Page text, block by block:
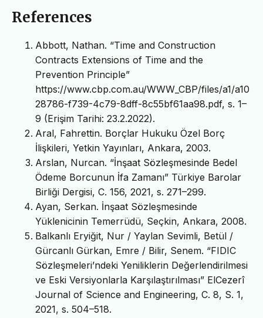
References
Abbott, Nathan. “Time and Construction
Contracts Extensions of Time and the
Prevention Principle”
https://www.cbp.com.au/WWW_CBP/files/a1/a10
28786-f739-4c79-8dff-8c55bf61aa98.pdf, s. 1–
9 (Erişim Tarihi: 23.2.2022).
Aral, Fahrettin. Borçlar Hukuku Özel Borç
İlişkileri, Yetkin Yayınları, Ankara, 2003.
Arslan, Nurcan. “İnşaat Sözleşmesinde Bedel
Ödeme Borcunun İfa Zamanı” Türkiye Barolar
Birliği Dergisi, C. 156, 2021, s. 271–299.
Ayan, Serkan. İnşaat Sözleşmesinde
Yüklenicinin Temerrüdü, Seçkin, Ankara, 2008.
Balkanlı Eryiğit, Nur / Yaylan Sevimli, Betül /
Gürcanlı Gürkan, Emre / Bilir, Senem. “FIDIC
Sözleşmeleri’ndeki Yeniliklerin Değerlendirilmesi
ve Eski Versiyonlarla Karşılaştırılması” ElCezerî
Journal of Science and Engineering, C. 8, S. 1,
2021, s. 504–518.